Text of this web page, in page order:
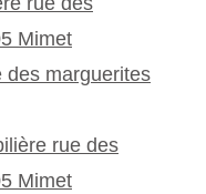
Mimet
des marguerites
rue des
Mimet